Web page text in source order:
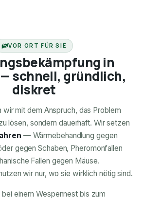
VOR ORT FÜR SIE
in
schnell, gründlich,
diskret
wir mit dem Anspruch, das Problem
lösen, sondern dauerhaft. Wir setzen
— Wärmebehandlung gegen
gegen Schaben, Pheromonfallen
Fallen gegen Mäuse.
wir nur, wo sie wirklich nötig sind.
einem Wespennest bis zum